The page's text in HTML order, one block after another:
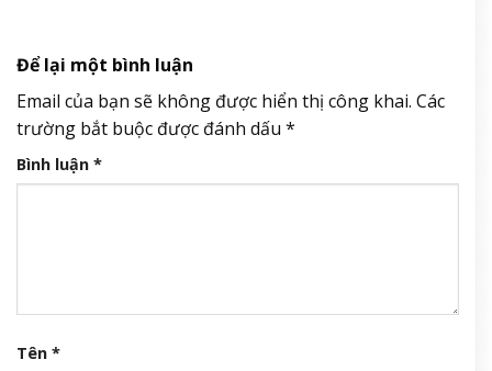
Để lại một bình luận
Email của bạn sẽ không được hiển thị công khai. Các
trường bắt buộc được đánh dấu *
Bình luận *
Tên *